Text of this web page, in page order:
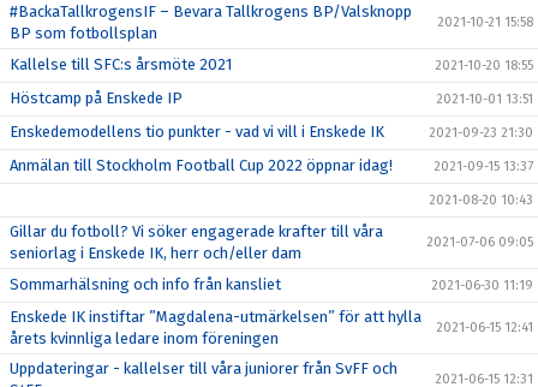
#BackaTallkrogensIF – Bevara Tallkrogens BP/Valsknopp
BP som fotbollsplan
2021-10-21 15:58
Kallelse till SFC:s årsmöte 2021 2021-10-20 18:55
Höstcamp på Enskede IP 2021-10-01 13:51
Enskedemodellens tio punkter - vad vi vill i Enskede IK 2021-09-23 21:30
Anmälan till Stockholm Football Cup 2022 öppnar idag! 2021-09-15 13:37
2021-08-20 10:43
Gillar du fotboll? Vi söker engagerade krafter till våra
seniorlag i Enskede IK, herr och/eller dam
2021-07-06 09:05
Sommarhälsning och info från kansliet 2021-06-30 11:19
Enskede IK instiftar ”Magdalena-utmärkelsen” för att hylla
årets kvinnliga ledare inom föreningen
2021-06-15 12:41
Uppdateringar - kallelser till våra juniorer från SvFF och
2021-06-15 12:31